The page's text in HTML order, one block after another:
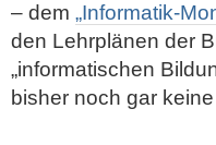
– dem „Informatik-
den Lehrplänen der
„informatischen
bisher noch gar